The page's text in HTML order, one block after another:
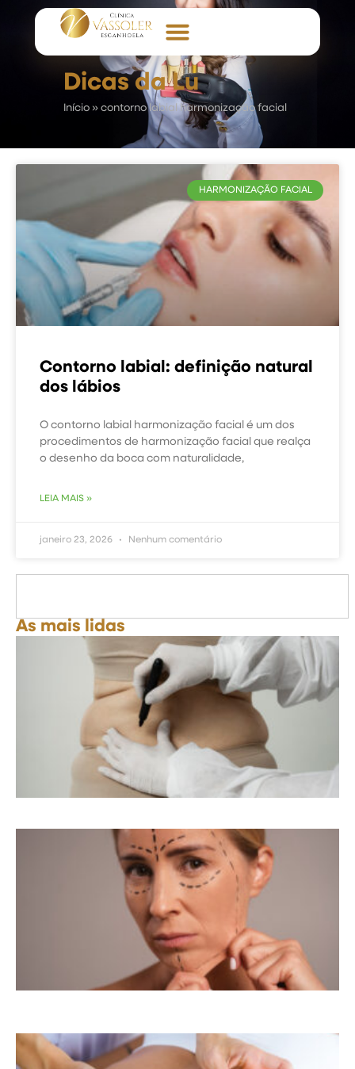
Dicas da Lu
Início » contorno labial harmonização facial
HARMONIZAÇÃO FACIAL
Contorno labial: definição natural
dos lábios
O contorno labial harmonização facial é um dos
procedimentos de harmonização facial que realça
o desenho da boca com naturalidade,
LEIA MAIS »
janeiro 23, 2026 Nenhum comentário
As mais lidas